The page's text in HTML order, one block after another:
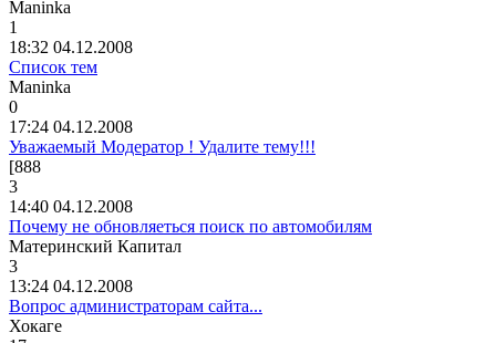
Maninka
1
18:32 04.12.2008
Список тем
Maninka
0
17:24 04.12.2008
Уважаемый Модератор ! Удалите тему!!!
[888
3
14:40 04.12.2008
Почему не обновляеться поиск по автомобилям
Материнский Капитал
3
13:24 04.12.2008
Вопрос администраторам сайта...
Хокаге